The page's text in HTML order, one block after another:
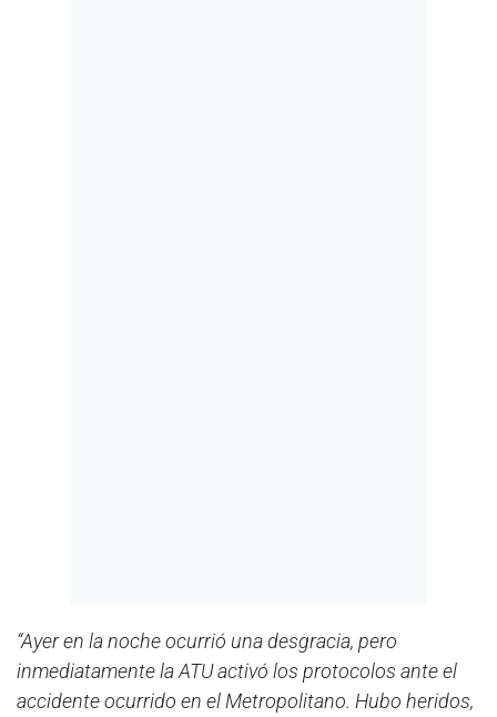
“Ayer en la noche ocurrió una desgracia, pero
inmediatamente la ATU activó los protocolos ante el
accidente ocurrido en el Metropolitano. Hubo heridos,